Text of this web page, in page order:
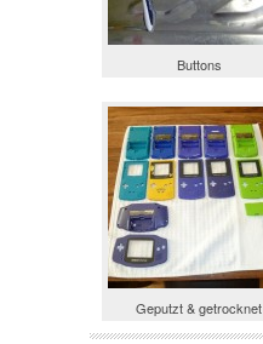
Buttons
Geputzt & getrocknet